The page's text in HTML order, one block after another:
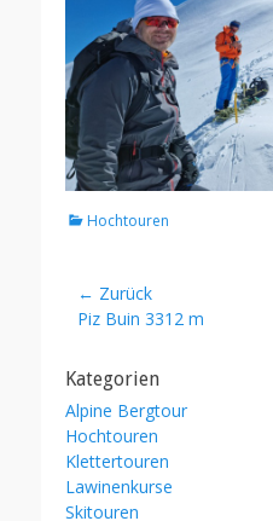
Kategorien
Hochtouren
Beitragsnavigation
← Zurück
Vorheriger
Piz Buin 3312 m
Kategorien
Alpine Bergtour
Hochtouren
Klettertouren
Lawinenkurse
Skitouren